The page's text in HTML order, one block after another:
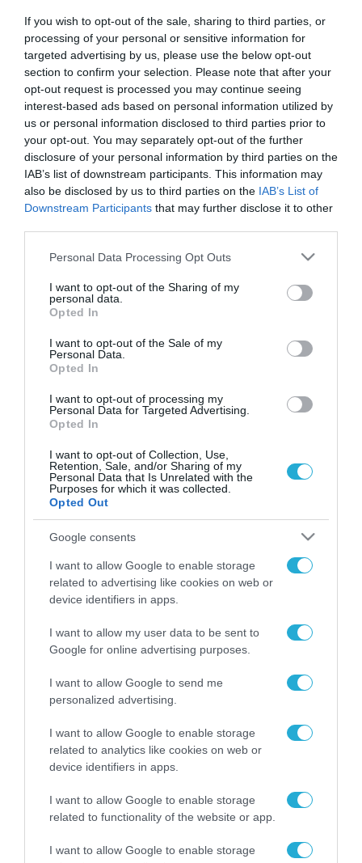
If you wish to opt-out of the sale, sharing to third parties, or
processing of your personal or sensitive information for
targeted advertising by us, please use the below opt-out
section to confirm your selection. Please note that after your
opt-out request is processed you may continue seeing
interest-based ads based on personal information utilized by
us or personal information disclosed to third parties prior to
your opt-out. You may separately opt-out of the further
disclosure of your personal information by third parties on the
IAB’s list of downstream participants. This information may
also be disclosed by us to third parties on the IAB’s List of
Downstream Participants that may further disclose it to other
Please note that this website/app uses one or more Google
not limited to your visit or usage behaviour. You may click to
grant or deny consent to Google and its third-party tags to
use your data for below specified purposes in below Google
consent section.
Personal Data Processing Opt Outs
I want to opt-out of the Sharing of my
personal data.
Opted In
I want to opt-out of the Sale of my
Personal Data.
Opted In
I want to opt-out of processing my
Personal Data for Targeted Advertising.
Opted In
I want to opt-out of Collection, Use,
Retention, Sale, and/or Sharing of my
Personal Data that Is Unrelated with the
Purposes for which it was collected.
Opted Out
Google consents
I want to allow Google to enable storage
related to advertising like cookies on web or
device identifiers in apps.
I want to allow my user data to be sent to
Google for online advertising purposes.
I want to allow Google to send me
personalized advertising.
I want to allow Google to enable storage
related to analytics like cookies on web or
device identifiers in apps.
I want to allow Google to enable storage
related to functionality of the website or app.
I want to allow Google to enable storage
σύνθετο γεωπολιτικό περιβάλλον.
Συνομιλώντας με τον πρώην Υπουργό
Εξωτερικών των ΗΠΑ Mike Pompeo σε ενότητα
[…]
ΡΟΗ ΕΙΔΗΣΕΩΝ
Το χρηματοδοτούμενο
από την ΕΕ έργο “The
Gaming Police”
ενισχύει την ασφάλεια
των παιδιών στο
διαδίκτυο
ΑΑΔΕ: Διευκρινίσεις
παραβάσεις που
αφορούν τους ΦΗΜ
31.07.2026
Σ. Καλαφάτης: «Η
Τεχνητή Νοημοσύνη
δεν είναι απλώς μια
νέα τεχνολογία, είναι
μια νέα βιομηχανική
επανάσταση»
31.07.2026
για τη χρηματοδότηση